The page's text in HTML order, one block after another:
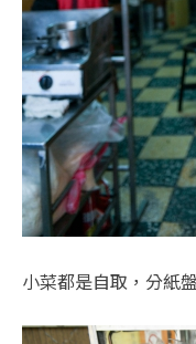
小菜都是自取，分紙